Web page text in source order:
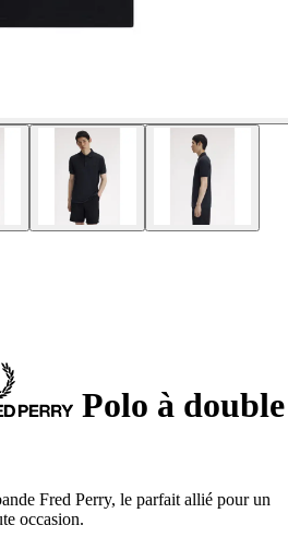
Polo à double
Fred Perry, le parfait allié pour un
occasion.